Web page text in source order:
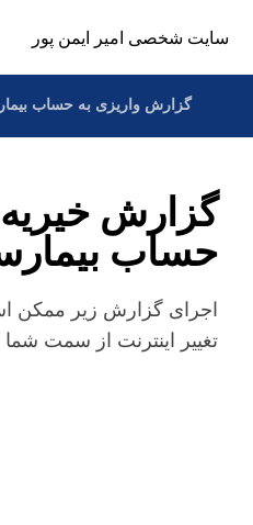
سایت شخصی امیر ایمن پور
گزارش واریزی به حساب
گزارش خیریه
حساب
اجرای گزارش زیر ممکن
تغییر اینترنت از سمت شما